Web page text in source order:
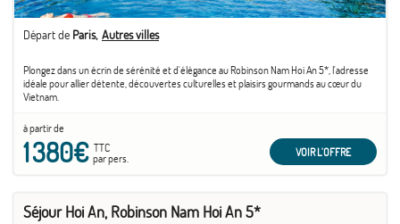
Départ de Paris Autres villes
Plongez dans un écrin de sérénité et d'élégance au Robinson Nam Hoi An 5*, l'adresse
idéale pour allier détente, découvertes culturelles et plaisirs gourmands au cœur du
Vietnam.
à partir de
1 380€TTC
par pers.
VOIR L'OFFRE
Séjour Hoi An, Robinson Nam Hoi An 5*